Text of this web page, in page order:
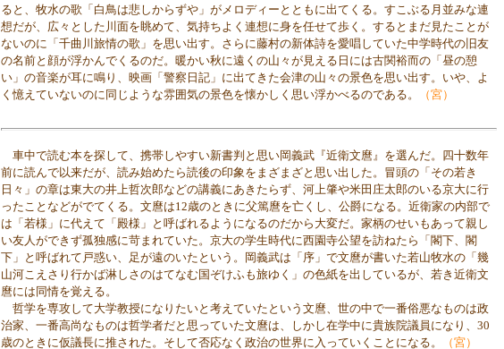
ると、牧水の歌「白鳥は悲しからずや」がメロディーとともに出てくる。すこぶる月並みな連
想だが、広々とした川面を眺めて、気持ちよく連想に身を任せて歩く。するとまだ見たことが
ないのに「千曲川旅情の歌」を思い出す。さらに藤村の新体詩を愛唱していた中学時代の旧友
の名前と顔が浮かんでくるのだ。暖かい秋に遠くの山々が見える日には古関裕而の「昼の憩
い」の音楽が耳に鳴り、映画「警察日記」に出てきた会津の山々の景色を思い出す。いや、よ
く憶えていないのに同じような雰囲気の景色を懐かしく思い浮かべるのである。
（宮）
車中で読む本を探して、携帯しやすい新書判と思い岡義武『近衛文麿』を選んだ。四十数年
前に読んで以来だが、読み始めたら読後の印象をまざまざと思い出した。冒頭の「その若き
日々」の章は東大の井上哲次郎などの講義にあきたらず、河上肇や米田庄太郎のいる京大に行
ったことなどがでてくる。文麿は12歳のときに父篤麿を亡くし、公爵になる。近衛家の内部で
は「若様」に代えて「殿様」と呼ばれるようになるのだから大変だ。家柄のせいもあって親し
い友人ができず孤独感に苛まれていた。京大の学生時代に西園寺公望を訪ねたら「閣下、閣
下」と呼ばれて戸惑い、足が遠のいたという。岡義武は「序」で文麿が書いた若山牧水の「幾
山河こえさり行かば淋しさのはてなむ国ぞけふも旅ゆく」の色紙を出しているが、若き近衛文
麿には同情を覚える。
哲学を専攻して大学教授になりたいと考えていたという文麿、世の中で一番俗悪なものは政
治家、一番高尚なものは哲学者だと思っていた文麿は、しかし在学中に貴族院議員になり、30
歳のときに仮議長に推された。そして否応なく政治の世界に入っていくことになる。
（宮）